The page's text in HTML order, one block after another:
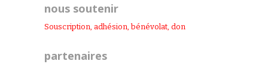
nous soutenir
Souscription, adhésion, bénévolat, don
partenaires